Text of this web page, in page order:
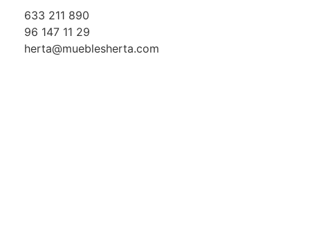
633 211 890
96 147 11 29
herta@mueblesherta.com